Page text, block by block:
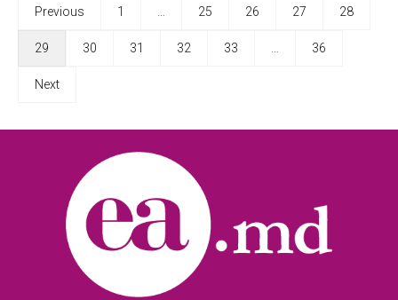
Previous 1 25 26 27 28
29 30 31 32 33 36
Next